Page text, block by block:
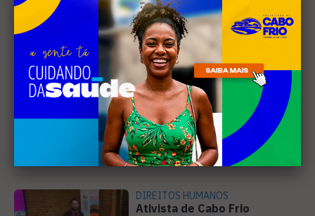
EDUCAÇÃO
Projeto "Interlinhas" lança
concurso de redação para
estudantes do ensino médio
em Cabo Frio
SANEAMENTO
Câmara de Búzios aprova
audiência pública para
discutir atuação e serviços
da Prolagos
DIREITOS HUMANOS
Ativista de Cabo Frio